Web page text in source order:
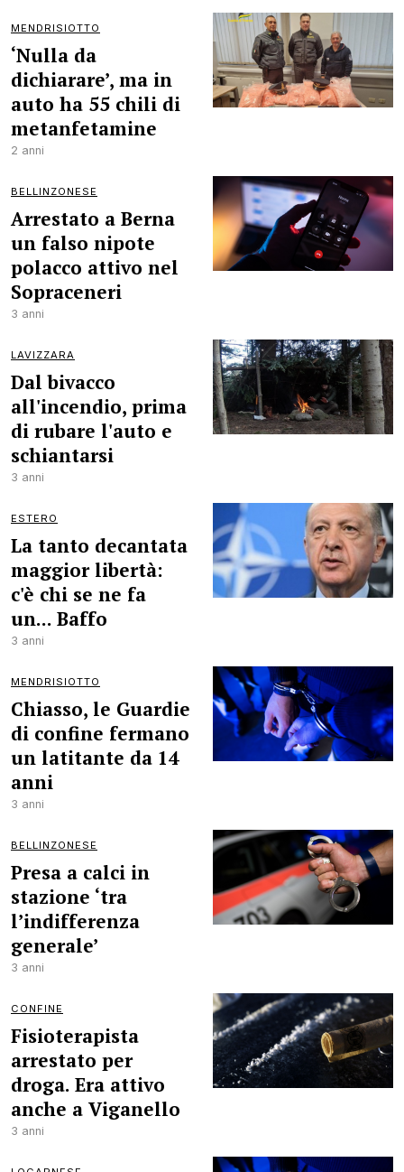
MENDRISIOTTO
‘Nulla da
dichiarare’, ma in
auto ha 55 chili di
metanfetamine
2 anni
BELLINZONESE
Arrestato a Berna
un falso nipote
polacco attivo nel
Sopraceneri
3 anni
LAVIZZARA
Dal bivacco
all'incendio, prima
di rubare l'auto e
schiantarsi
3 anni
ESTERO
La tanto decantata
maggior libertà:
c'è chi se ne fa
un... Baffo
3 anni
MENDRISIOTTO
Chiasso, le Guardie
di confine fermano
un latitante da 14
anni
3 anni
BELLINZONESE
Presa a calci in
stazione ‘tra
l’indifferenza
generale’
3 anni
CONFINE
Fisioterapista
arrestato per
droga. Era attivo
anche a Viganello
3 anni